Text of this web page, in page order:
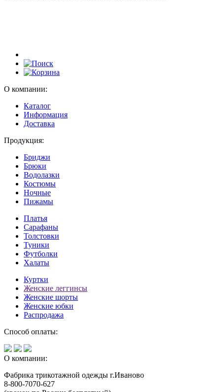
О компании:
Каталог
Информация
Доставка
Продукция:
Бриджи
Брюки
Водолазки
Костюмы
Ночные
Пижамы
Платья
Сарафаны
Толстовки
Туники
Футболки
Халаты
Куртки
Женские леггинсы
Женские шорты
Женские юбки
Распродажа
Способ оплаты:
О компании:
Фабрика трикотажной одежды г.Иваново
8-800-7070-627